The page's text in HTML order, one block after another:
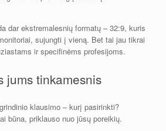
dar ekstremalesnių formatų – 32:9, kuris
sujungti į vieną. Bet tai jau tikrai
ir specifinėms profesijoms.
jums tinkamesnis
klausimo – kurį pasirinkti?
būna, priklauso nuo jūsų poreikių.